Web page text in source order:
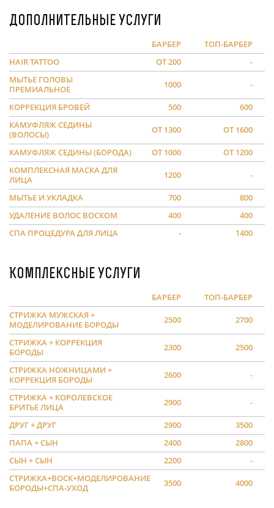
Дополнительные услуги
БАРБЕР
ТОП-БАРБЕР
HAIR TATTOO
ОТ 200
-
МЫТЬЁ ГОЛОВЫ
ПРЕМИАЛЬНОЕ
1000 -
КОРРЕКЦИЯ БРОВЕЙ 500
600
КАМУФЛЯЖ СЕДИНЫ
(ВОЛОСЫ)
ОТ 1300 ОТ 1600
КАМУФЛЯЖ СЕДИНЫ (БОРОДА) ОТ 1000
ОТ 1200
КОМПЛЕКСНАЯ МАСКА ДЛЯ
ЛИЦА
1200 -
МЫТЬЕ И УКЛАДКА 700
800
УДАЛЕНИЕ ВОЛОС ВОСКОМ
400
400
СПА ПРОЦЕДУРА ДЛЯ ЛИЦА
- 1400
Комплексные услуги
БАРБЕР
ТОП-БАРБЕР
СТРИЖКА МУЖСКАЯ +
МОДЕЛИРОВАНИЕ БОРОДЫ
2500 2700
СТРИЖКА + КОРРЕКЦИЯ
БОРОДЫ
2300 2500
СТРИЖКА НОЖНИЦАМИ +
КОРРЕКЦИЯ БОРОДЫ
2600 -
СТРИЖКА + КОРОЛЕВСКОЕ
БРИТЬЕ ЛИЦА
2900 -
ДРУГ + ДРУГ 2900
3500
ПАПА + СЫН
2400
2800
СЫН + СЫН
2200
-
СТРИЖКА+ВОСК+МОДЕЛИРОВАНИЕ
БОРОДЫ+СПА-УХОД
3500 4000